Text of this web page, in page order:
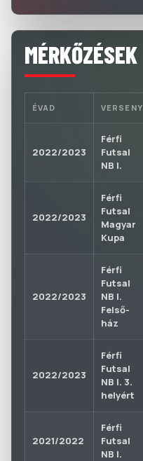
MÉRKŐZÉSEK
ÉVAD VERSENY
2022/2023
Férfi
Futsal
NB I.
2022/2023
Férfi
Futsal
Magyar
Kupa
2022/2023
Férfi
Futsal
NB I.
Felső-
ház
2022/2023
Férfi
Futsal
NB I. 3.
helyért
2021/2022
Férfi
Futsal
NB I.